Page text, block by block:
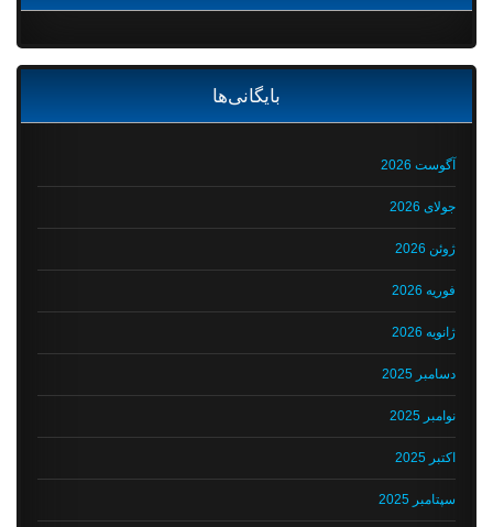
بایگانی‌ها
آگوست 2026
جولای 2026
ژوئن 2026
فوریه 2026
ژانویه 2026
دسامبر 2025
نوامبر 2025
اکتبر 2025
سپتامبر 2025